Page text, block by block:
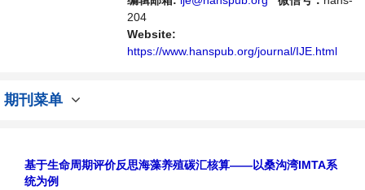
204
Website:
https://www.hanspub.org/journal/IJE.html
期刊菜单
基于生命周期评价反思海藻养殖碳汇核算——以桑沟湾IMTA系
统为例